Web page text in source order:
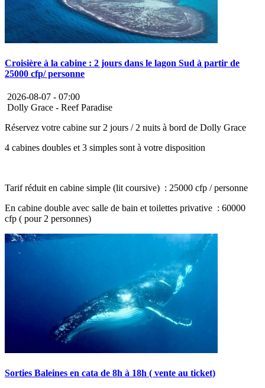
Croisière à la cabine : 2 jours dans le lagon Sud à partir de
25000 cfp/ personne
2026-08-07 - 07:00
Dolly Grace - Reef Paradise
Réservez votre cabine sur 2 jours / 2 nuits à bord de Dolly Grace
4 cabines doubles et 3 simples sont à votre disposition
Tarif réduit en cabine simple (lit coursive) : 25000 cfp / personne
En cabine double avec salle de bain et toilettes privative : 60000
cfp ( pour 2 personnes)
Sorties Baleines en cata de 8h à 18h ( vente au ticket)